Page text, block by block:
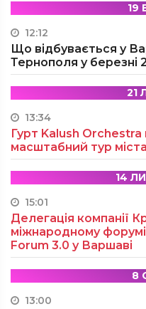
19
12:12
Що відбувається у
Тернополя у березні
21
13:34
Гурт Kalush Orchestra
масштабний тур
14
15:01
Делегація компанії
міжнародному
Forum 3.0 у Варшаві
8
13:00